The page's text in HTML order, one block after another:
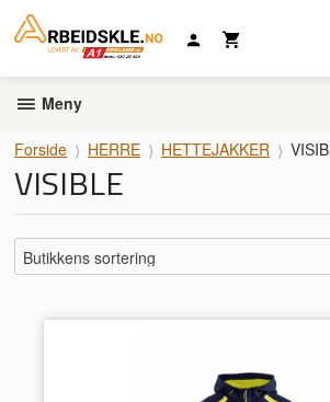
innholdet
Meny
Forside HERRE HETTEJAKKER
VISIBLE